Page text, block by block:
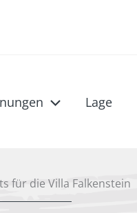
Lage
für die Villa Falkenstein